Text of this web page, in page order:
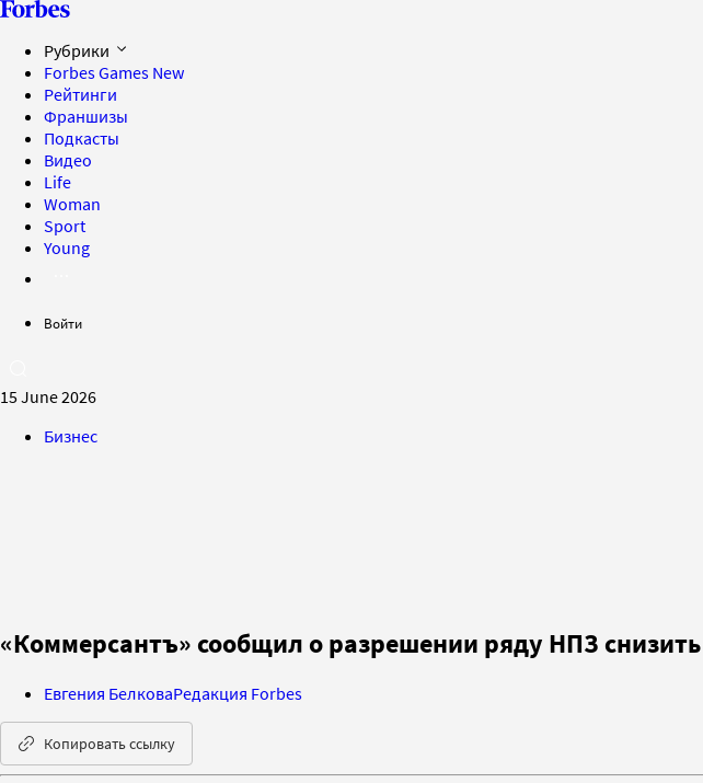
Рубрики
Forbes Games New
Рейтинги
Франшизы
Подкасты
Видео
Life
Woman
Sport
Young
Войти
15 June 2026
Бизнес
«Коммерсантъ» сообщил о разрешении ряду НПЗ
Евгения БелковаРедакция Forbes
Копировать ссылку